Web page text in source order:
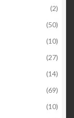
(2)
(50)
(10)
(27)
(14)
(69)
(10)